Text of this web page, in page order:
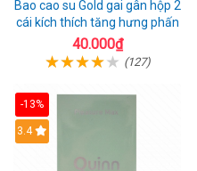
Bao cao su Gold gai gân hộp 2
cái kích thích tăng hưng phấn
40.000₫
(127)
-13%
3.4